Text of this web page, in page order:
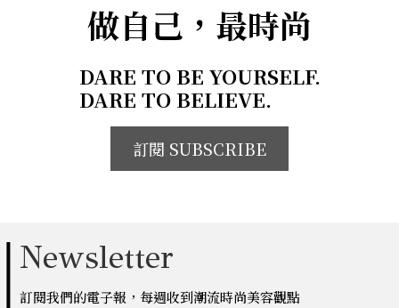
做自己，最時尚
DARE TO BE YOURSELF.
DARE TO BELIEVE.
訂閱 SUBSCRIBE
Newsletter
訂閱我們的電子報，每週收到潮流時尚美容觀點